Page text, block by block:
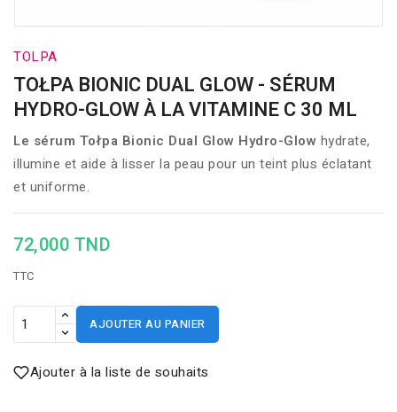
TOLPA
TOŁPA BIONIC DUAL GLOW - SÉRUM
HYDRO-GLOW À LA VITAMINE C 30 ML
Le sérum Tołpa Bionic Dual Glow Hydro-Glow hydrate,
illumine et aide à lisser la peau pour un teint plus éclatant
et uniforme.
72,000 TND
TTC
AJOUTER AU PANIER
Ajouter à la liste de souhaits